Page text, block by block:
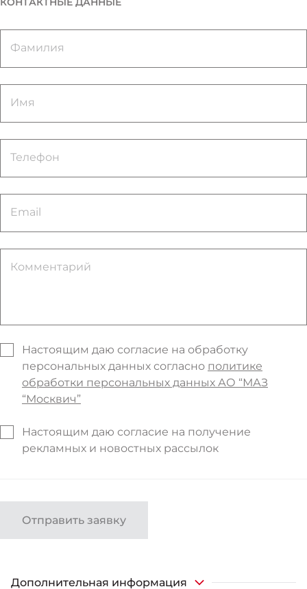
Фамилия
Имя
Телефон
Email
Комментарий
Настоящим даю согласие на обработку
персональных данных согласно политике
обработки персональных данных АО “МАЗ
“Москвич”
Настоящим даю согласие на получение
рекламных и новостных рассылок
Отправить заявку
Дополнительная информация